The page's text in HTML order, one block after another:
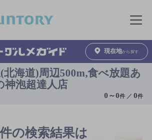
メニュ
現在地から探す
北海道)周辺500m,食べ放題あ
神泡超達人店
0 ～0件 ／0件
の検索結果は